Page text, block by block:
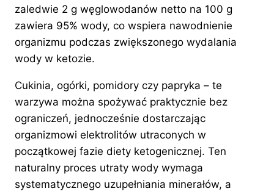
zaledwie 2 g węglowodanów netto na 100 g
zawiera 95% wody, co wspiera nawodnienie
organizmu podczas zwiększonego wydalania
wody w ketozie.
Cukinia, ogórki, pomidory czy papryka – te
warzywa można spożywać praktycznie bez
ograniczeń, jednocześnie dostarczając
organizmowi elektrolitów utraconych w
początkowej fazie diety ketogenicznej. Ten
naturalny proces utraty wody wymaga
systematycznego uzupełniania minerałów, a